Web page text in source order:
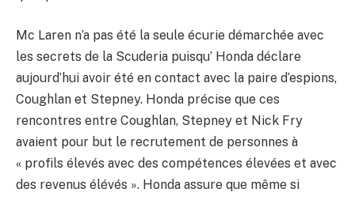
Mc Laren n’a pas été la seule écurie démarchée avec
les secrets de la Scuderia puisqu’ Honda déclare
aujourd’hui avoir été en contact avec la paire d’espions,
Coughlan et Stepney. Honda précise que ces
rencontres entre Coughlan, Stepney et Nick Fry
avaient pour but le recrutement de personnes à
« profils élevés avec des compétences élevées et avec
des revenus élévés ». Honda assure que même si